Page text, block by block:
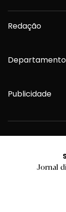
Jornal
Redação
Publicidade
Termos e Condições
Declaração de
Política de
2026 Diário do